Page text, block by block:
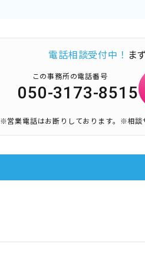
電話相談受付中！ ま
この事務所の電話番号
050-3173-8515
※営業電話はお断りしております。 ※相談